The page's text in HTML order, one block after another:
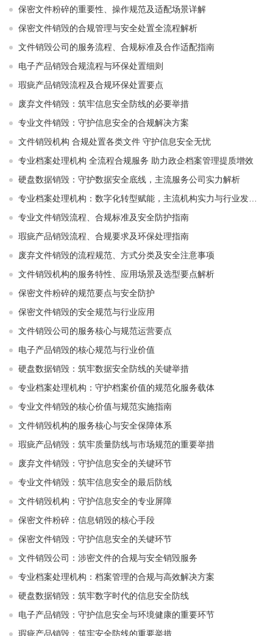
保密文件粉碎的重要性、操作规范及适配场景详解
保密文件销毁的合规管理与安全处置全流程解析
文件销毁公司的服务流程、合规标准及合作适配指南
电子产品销毁合规流程与环保处置细则
瑕疵产品销毁流程及合规环保处置要点
废弃文件销毁：筑牢信息安全防线的必要举措
专业文件销毁：守护信息安全的合规解决方案
文件销毁机构 合规处置各类文件 守护信息安全无忧
专业档案处理机构 全流程合规服务 助力政企档案管理提质增效
硬盘数据销毁：守护数据安全底线，主流服务公司实力解析
专业档案处理机构：数字化转型赋能，主流机构实力与行业发展解析
专业文件销毁流程、合规标准及安全防护指南
瑕疵产品销毁流程、合规要求及环保处理指南
废弃文件销毁的流程规范、方式分类及安全注意事项
文件销毁机构的服务特性、应用场景及选型要点解析
保密文件粉碎的规范要点与安全防护
保密文件销毁的安全规范与行业应用
文件销毁公司的服务核心与规范运营要点
电子产品销毁的核心规范与行业价值
硬盘数据销毁：筑牢数据安全防线的关键举措
专业档案处理机构：守护档案价值的规范化服务载体
专业文件销毁的核心价值与规范实施指南
文件销毁机构的服务核心与安全保障体系
瑕疵产品销毁：筑牢质量防线与市场规范的重要举措
废弃文件销毁：守护信息安全的关键环节
专业文件销毁：筑牢信息安全的最后防线
文件销毁机构：守护信息安全的专业屏障
保密文件粉碎：信息销毁的核心手段
保密文件销毁：守护信息安全的关键环节
文件销毁公司：涉密文件的合规与安全销毁服务
专业档案处理机构：档案管理的合规与高效解决方案
硬盘数据销毁：筑牢数字时代的信息安全防线
电子产品销毁：守护信息安全与环境健康的重要环节
瑕疵产品销毁：筑牢安全防线的重要举措